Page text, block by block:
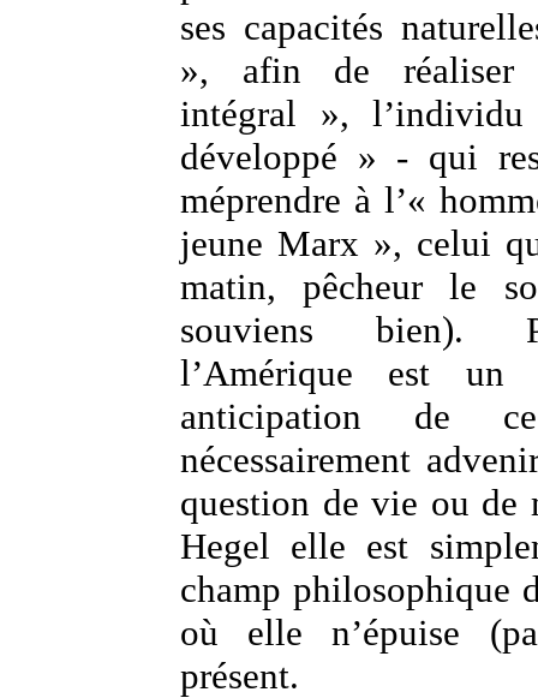
ses capacités
», afin de réaliser
intégral », l’individu
développé » - qui
méprendre à l’«
jeune Marx », celui
matin, pêcheur le
souviens bien).
l’Amérique est un
anticipation de
nécessairement
question de vie ou de
Hegel elle est
champ philosophique
où elle n’épuise
présent.